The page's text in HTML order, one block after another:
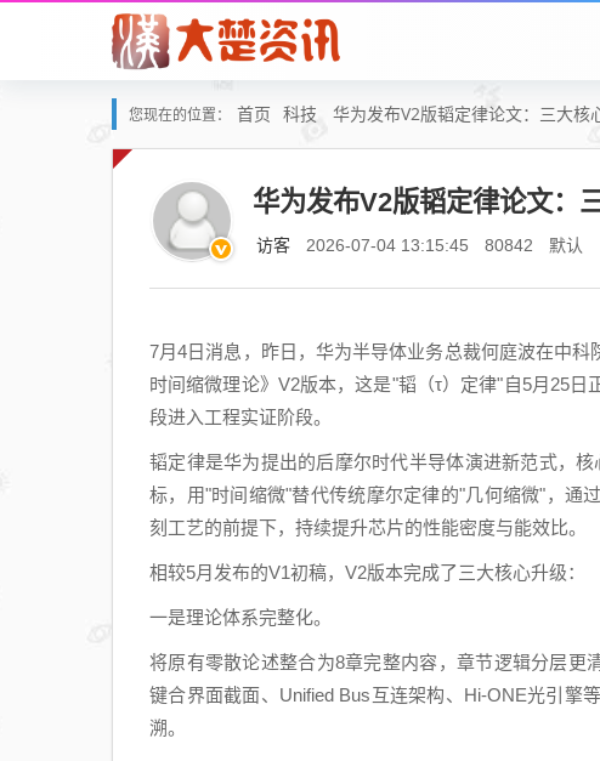
您现在的位置： 首页 科技 华为发布V2版韬定律论文：三大核
华为发布V2版韬定律论文：
访客 2026-07-04 13:15:45 80842 默认
7月4日消息，昨日，华为半导体业务总裁何庭波在中
时间缩微理论》V2版本，这是"韬（τ）定律"自5月25
段进入工程实证阶段。
韬定律是华为提出的后摩尔时代半导体演进新范式，
标，用"时间缩微"替代传统摩尔定律的"几何缩微"，通
刻工艺的前提下，持续提升芯片的性能密度与能效比。
相较5月发布的V1初稿，V2版本完成了三大核心升级：
一是理论体系完整化。
将原有零散论述整合为8章完整内容，章节逻辑分层更
键合界面截面、Unified Bus互连架构、Hi-ONE光引擎
溯。